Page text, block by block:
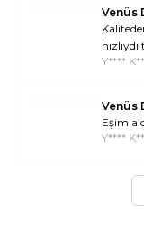
Venüs
Y****
Venüs
Eşim
Y****